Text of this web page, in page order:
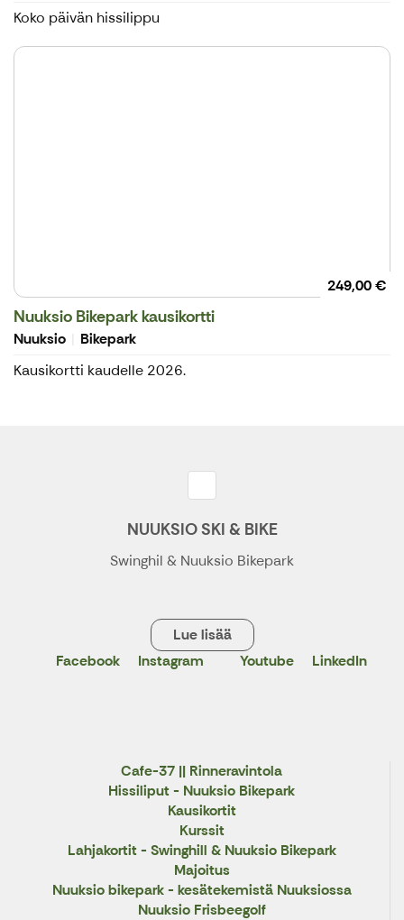
Koko päivän hissilippu
249,00 €
Nuuksio Bikepark kausikortti
Nuuksio
Bikepark
Kausikortti kaudelle 2026.
NUUKSIO SKI & BIKE
Swinghil & Nuuksio Bikepark
Lue lisää
Facebook
Instagram Youtube LinkedIn
Cafe-37 || Rinneravintola
Hissiliput - Nuuksio Bikepark
Kausikortit
Kurssit
Lahjakortit - Swinghill & Nuuksio Bikepark
Majoitus
Nuuksio bikepark - kesätekemistä Nuuksiossa
Nuuksio Frisbeegolf